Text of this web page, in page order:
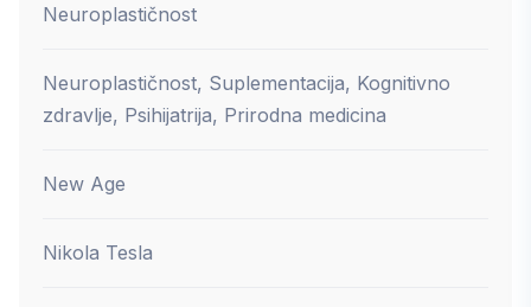
Neuroplastičnost
Neuroplastičnost, Suplementacija, Kognitivno
zdravlje, Psihijatrija, Prirodna medicina
New Age
Nikola Tesla